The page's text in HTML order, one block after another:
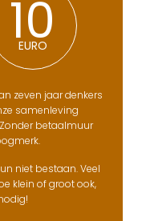
10
EURO
zeven jaar denkers
samenleving
betaalmuur
niet bestaan. Veel
klein of groot ook,